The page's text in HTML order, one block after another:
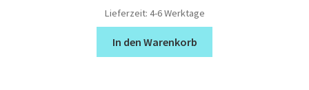
Lieferzeit: 4-6 Werktage
In den Warenkorb